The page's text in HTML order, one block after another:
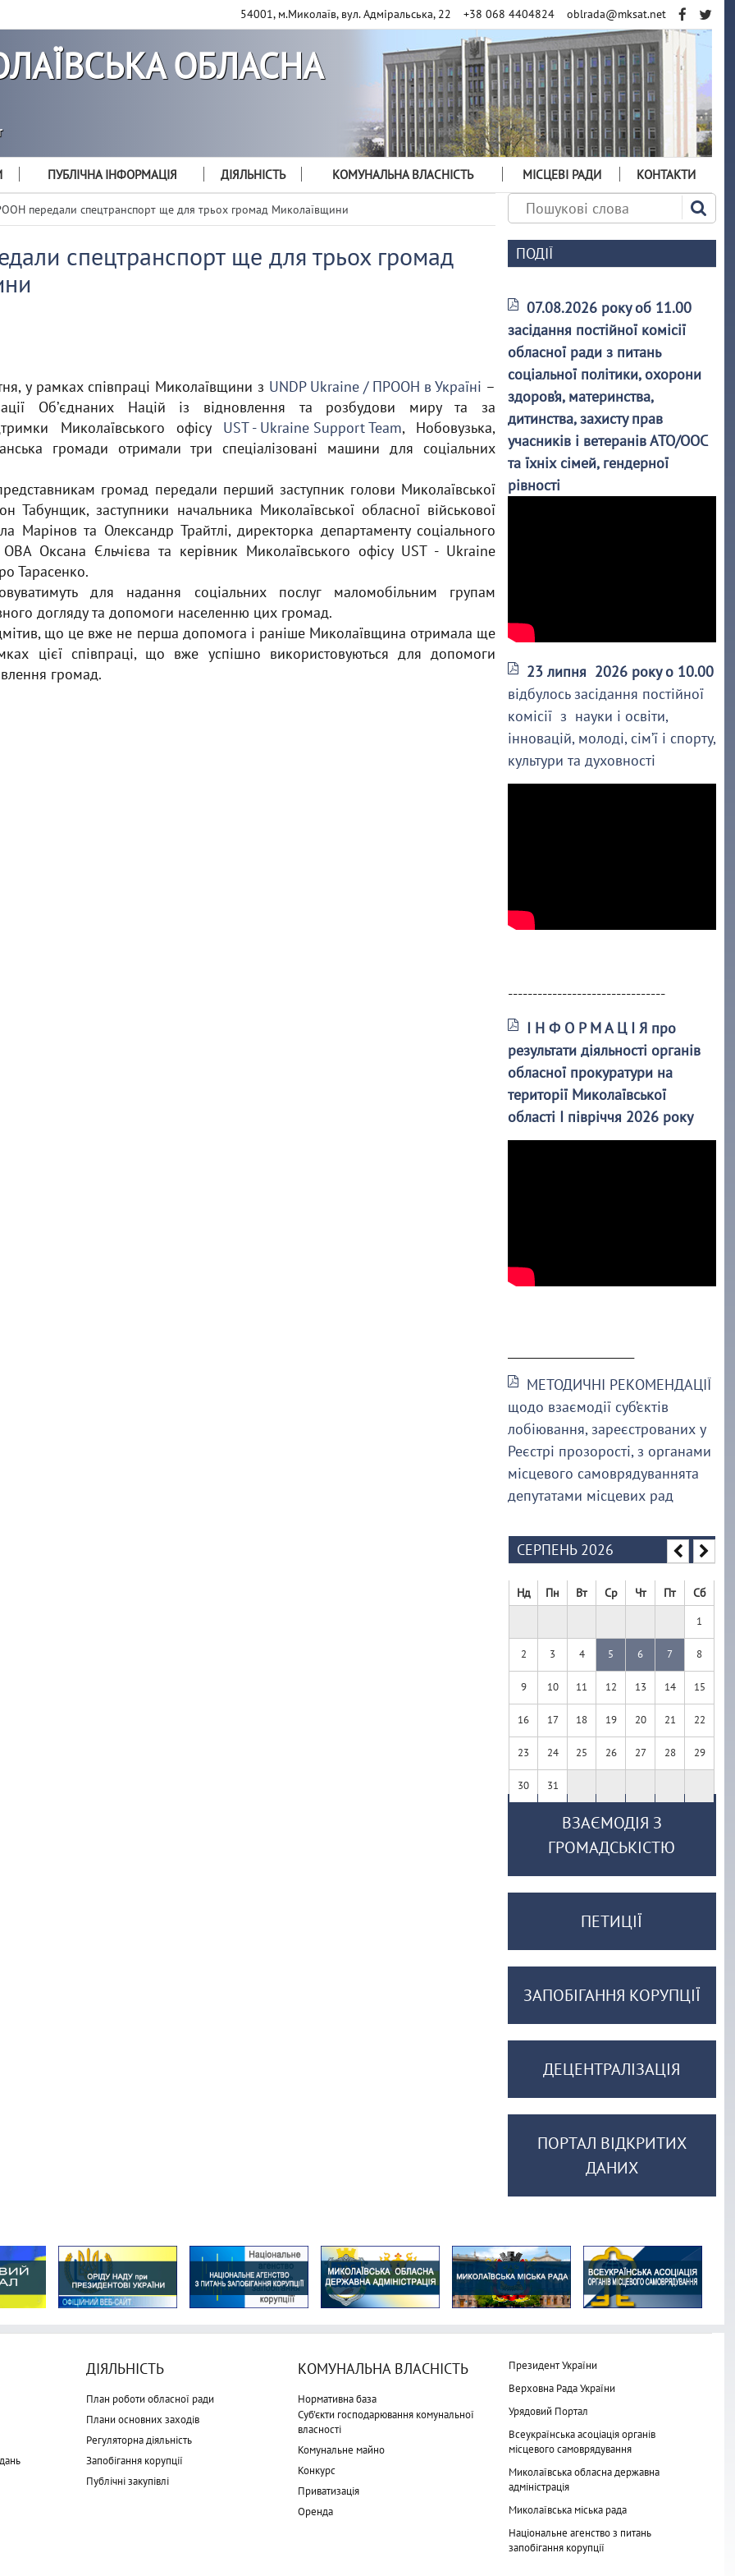
54001, м.Миколаїв, вул. Адміральська, 22 +38 068 4404824 oblrada@mksat.net
ОБЛАСНА
ПУБЛІЧНА ІНФОРМАЦІЯ ДІЯЛЬНІСТЬ КОМУНАЛЬНА ВЛАСНІСТЬ МІСЦЕВІ РАДИ КОНТАКТИ
передали спецтранспорт ще для трьох громад Миколаївщини
спецтранспорт ще для трьох громад
у рамках співпраці Миколаївщини з UNDP Ukraine / ПРООН в Україні –
Обʼєднаних Націй із відновлення та розбудови миру та за
Миколаївського офісу UST - Ukraine Support Team, Нобовузька,
громади отримали три спеціалізовані машини для соціальних
громад передали перший заступник голови Миколаївської
Табунщик, заступники начальника Миколаївської обласної військової
Марінов та Олександр Трайтлі, директорка департаменту соціального
ОВА Оксана Єльчієва та керівник Миколаївського офісу UST - Ukraine
Тарасенко.
для надання соціальних послуг маломобільним групам
догляду та допомоги населенню цих громад.
що це вже не перша допомога і раніше Миколаївщина отримала ще
цієї співпраці, що вже успішно використовуються для допомоги
громад.
ПОДІЇ
07.08.2026 року об 11.00
засідання постійної комісії
обласної ради з питань
соціальної політики, охорони
здоров’я, материнства,
дитинства, захисту прав
учасників і ветеранів АТО/ООС
та їхніх сімей, гендерної
рівності
23 липня 2026 року о 10.00
відбулось засідання постійної
комісії з науки і освіти,
інновацій, молоді, сім’ї і спорту,
культури та духовності
--------------------------------
І Н Ф О Р М А Ц І Я про
результати діяльності органів
обласної прокуратури на
території Миколаївської
області І півріччя 2026 року
МЕТОДИЧНІ РЕКОМЕНДАЦІЇ
щодо взаємодії суб’єктів
лобіювання, зареєстрованих у
Реєстрі прозорості, з органами
місцевого самоврядуваннята
депутатами місцевих рад
СЕРПЕНЬ 2026
Нд Пн Вт Ср Чт Пт Сб
1
2 3 4 5 6 7 8
9 10 11 12 13 14 15
16 17 18 19 20 21 22
23 24 25 26 27 28 29
30 31
ВЗАЄМОДІЯ З
ГРОМАДСЬКІСТЮ
ПЕТИЦІЇ
ЗАПОБІГАННЯ КОРУПЦІЇ
ДЕЦЕНТРАЛІЗАЦІЯ
ПОРТАЛ ВІДКРИТИХ
ДАНИХ
ДІЯЛЬНІСТЬ
План роботи обласної ради
Плани основних заходів
Регуляторна діяльність
Запобігання корупції
Публічні закупівлі
КОМУНАЛЬНА ВЛАСНІСТЬ
Нормативна база
Суб'єкти господарювання комунальної
власності
Комунальне майно
Конкурс
Приватизація
Оренда
Президент України
Верховна Рада України
Урядовий Портал
Всеукраїнська асоціація органів
місцевого самоврядування
Миколаївська обласна державна
адміністрація
Миколаївська міська рада
Національне агенство з питань
запобігання корупції